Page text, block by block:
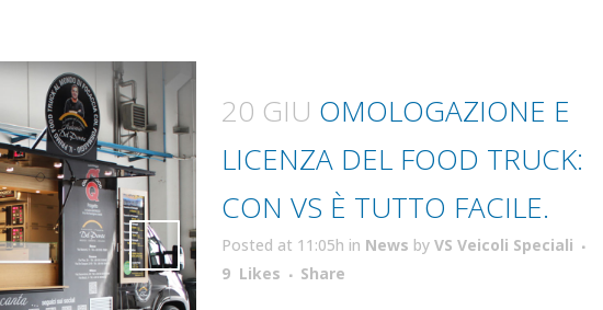
Attiva comando
20 GIU OMOLOGAZIONE E
LICENZA DEL FOOD TRUCK:
CON VS È TUTTO FACILE.
Posted at 11:05h in News by VS Veicoli Speciali
9 Likes ShareAttiva comando